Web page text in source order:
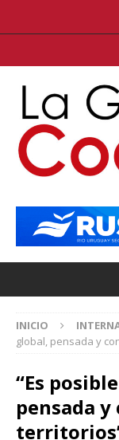
INICIO
global, pensada y
“Es
pensada